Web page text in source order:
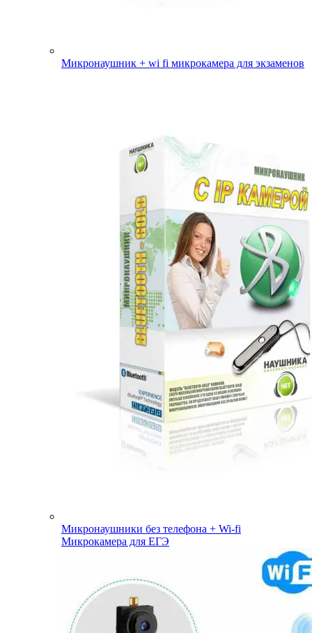
Микронаушник + wi fi микрокамера для экзаменов
Микронаушники без телефона + Wi-fi
Микрокамера для ЕГЭ